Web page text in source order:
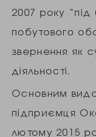
2007 року “під
побутового
звернення як
діяльності.
Основним
підприємця
лютому 2015